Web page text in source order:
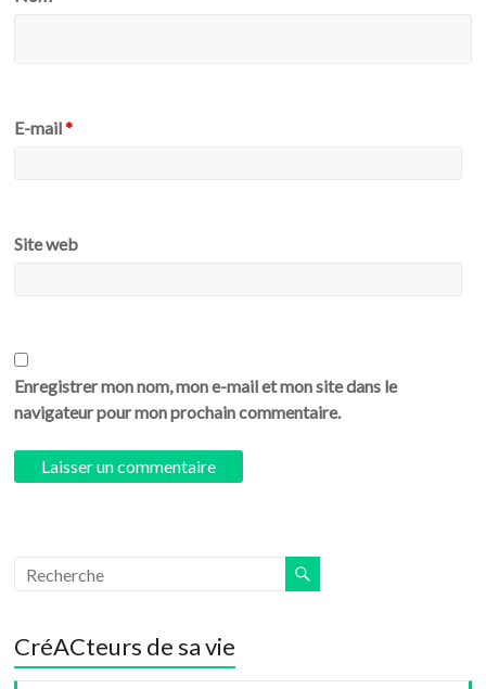
E-mail*
Site web
Enregistrer mon nom, mon e-mail et mon site dans le
navigateur pour mon prochain commentaire.
CréACteurs de sa vie